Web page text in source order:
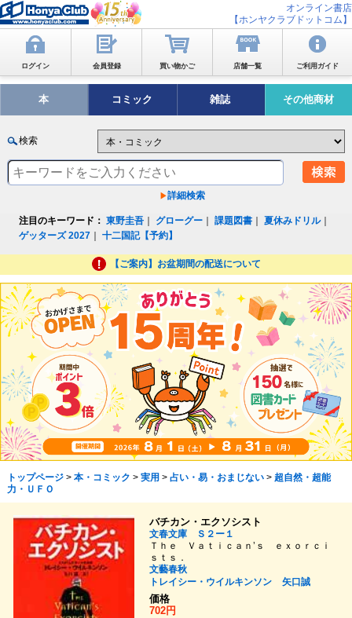
オンライン書店
【ホンヤクラブドットコム】
ログイン 会員登録 買い物かご 店舗一覧 ご利用ガイド
本 コミック 雑誌 その他商材
検索
詳細検索
注目のキーワード： 東野圭吾 グローグー ｜課題図書 ｜夏休みドリル｜
ゲッターズ 2027 ｜十二国記【予約】
【ご案内】お盆期間の配送について
トップページ> 本・コミック > 実用 > 占い・易・おまじない> 超自然・超能
力・ＵＦＯ
バチカン・エクソシスト
文春文庫 Ｓ２ー１
Ｔｈｅ Ｖａｔｉｃａｎ’ｓ ｅｘｏｒｃｉ
ｓｔｓ．
文藝春秋
トレイシー・ウイルキンソン
矢口誠
価格
702円